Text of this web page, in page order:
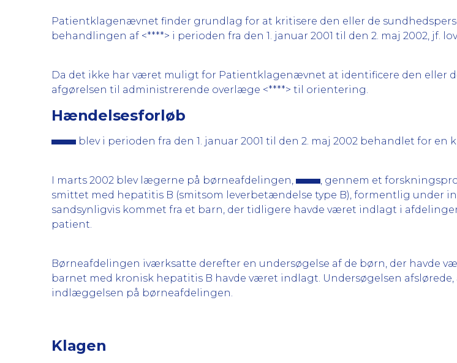
Patientklagenævnet finder grundlag for at kritisere den eller de
behandlingen af <****> i perioden fra den 1. januar 2001 til den 2. maj 2002, jf.
Da det ikke har været muligt for Patientklagenævnet at identificere den eller
afgørelsen til administrerende overlæge <****> til orientering.
Hændelsesforløb
blev i perioden fra den 1. januar 2001 til den 2. maj 2002 behandlet for
I marts 2002 blev lægerne på børneafdelingen,
, gennem et
smittet med hepatitis B (smitsom leverbetændelse type B), formentlig under
sandsynligvis kommet fra et barn, der tidligere havde været indlagt i
patient.
Børneafdelingen iværksatte derefter en undersøgelse af de børn, der havde
barnet med kronisk hepatitis B havde været indlagt. Undersøgelsen
indlæggelsen på børneafdelingen.
Klagen